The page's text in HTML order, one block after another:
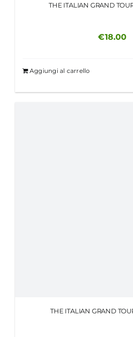
THE ITALIAN GRAND
€18.00
Aggiungi al carrello
THE ITALIAN GRAND